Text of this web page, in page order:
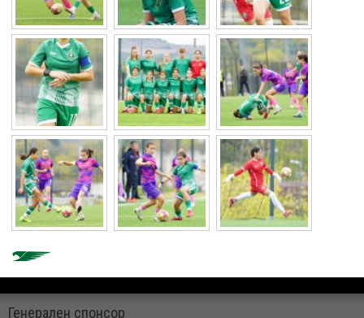
Генерален спонсор